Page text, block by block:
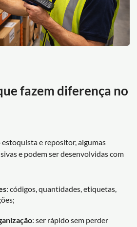
fazem diferença no
estoquista e repositor, algumas
e podem ser desenvolvidas com
: códigos, quantidades, etiquetas,
: ser rápido sem perder